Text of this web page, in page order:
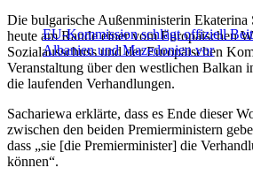
EU-Kommission schlägt offiziell
Albanien und Mazedonien vor
Die bulgarische Außenministerin Ekaterina
heute am Rande einer vom Europäischen
Sozialausschuss und der Europäischen
Veranstaltung über den westlichen Balkan
die laufenden Verhandlungen.
Sachariewa erklärte, dass es Ende dieser
zwischen den beiden Premierministern
dass „sie [die Premierminister] die
können“.